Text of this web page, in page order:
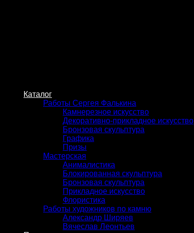
Каталог
Работы Сергея Фалькина
Камнерезное искусство
Декоративно-прикладное искусство
Бронзовая скульптура
Графика
Призы
Мастерская
Анималистика
Блокированная скульптура
Бронзовая скульптура
Прикладное искусство
Флористика
Работы художников по камню
Александр Ширяев
Вячеслав Леонтьев